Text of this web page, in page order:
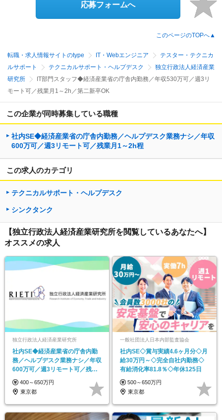
応募フォームへ
このページのTOPへ▲
転職・求人情報サイトのtype IT・Webエンジニア
テスター・テクニカ
ルサポート
テクニカルサポート・ヘルプデスク
独立行政法人経済産業
研究所
IT部門スタッフ◆経済産業省の庁舎内勤務／年収530万可／週3リ
モート可／残業月1～2h／第二新卒OK
この企業が同時募集している職種
社内SE◆経済産業省の庁舎内勤務／ヘルプデスク業務ナシ／年収
600万可／週3リモート可／残業月1～2h程
この求人のカテゴリ
テクニカルサポート・ヘルプデスク
シンクタンク
【独立行政法人経済産業研究所を閲覧しているあなたへ】
オススメの求人
独立行政法人経済産業研究所
社内SE◆経済産業省の庁舎内勤
務／ヘルプデスク業務ナシ／年収
600万可／週3リモート可／残業
月1～2h程
400～650万円
東京都
一般社団法人日本内部監査協会
社内SE◇賞与実績4.6ヶ月分◇月
給30万円～◇完全自社内勤務◇
有給消化率81.8％◇年休125日
500～650万円
東京都